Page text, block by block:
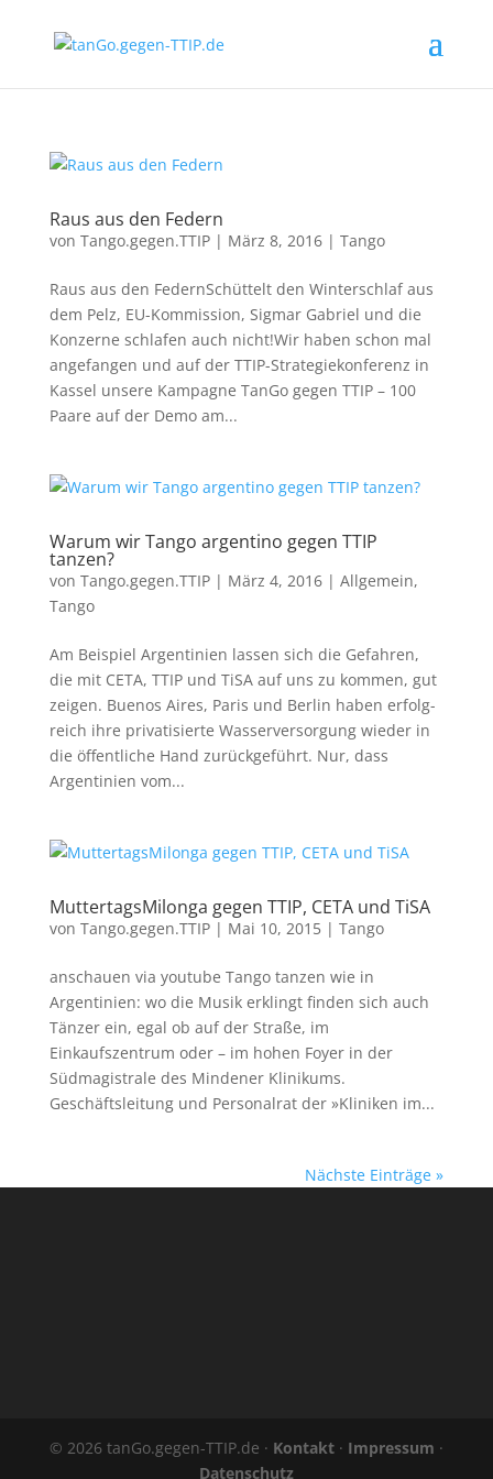
Raus aus den Federn
von Tango.gegen.TTIP| März 8, 2016| Tango
Raus aus den FedernSchüttelt den Winterschlaf aus
dem Pelz, EU-Kommission, Sigmar Gabriel und die
Konzerne schlafen auch nicht!Wir haben schon mal
angefangen und auf der TTIP-Strategiekonferenz in
Kassel unsere Kampagne TanGo gegen TTIP – 100
Paare auf der Demo am...
Warum wir Tango argentino gegen TTIP
tanzen?
von Tango.gegen.TTIP| März 4, 2016| Allgemein,
Tango
Am Beispiel Argentinien lassen sich die Gefahren,
die mit CETA, TTIP und TiSA auf uns zu kommen, gut
zeigen. Buenos Aires, Paris und Berlin haben erfolg­
reich ihre privatisierte Wasserversorgung wieder in
die öffentliche Hand zurückgeführt. Nur, dass
Argentinien vom...
MuttertagsMilonga gegen TTIP, CETA und TiSA
von Tango.gegen.TTIP| Mai 10, 2015| Tango
anschauen via youtube Tango tanzen wie in
Argentinien: wo die Musik erklingt finden sich auch
Tänzer ein, egal ob auf der Straße, im
Einkaufszentrum oder – im hohen Foyer in der
Südmagistrale des Mindener Klinikums.
Geschäftsleitung und Personalrat der »Kliniken im...
Nächste Einträge »
© 2026 tanGo.gegen-TTIP.de · Kontakt· Impressum ·
Datenschutz